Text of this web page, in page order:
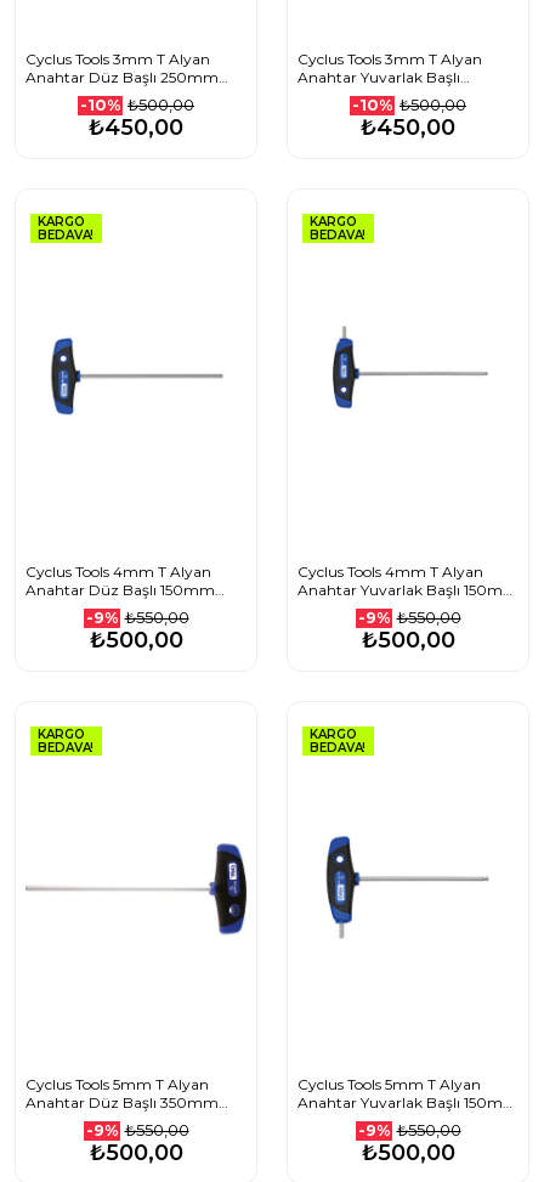
Cyclus Tools 3mm T Alyan
Anahtar Düz Başlı 250mm
-10% ₺500,00
₺450,00
Cyclus Tools 3mm T Alyan
Anahtar Yuvarlak Başlı
100mm 720612
-10% ₺500,00
₺450,00
KARGO
BEDAVA!
Cyclus Tools 4mm T Alyan
Anahtar Düz Başlı 150mm
-9% ₺550,00
₺500,00
KARGO
BEDAVA!
Cyclus Tools 4mm T Alyan
Anahtar Yuvarlak Başlı 150mm
-9% ₺550,00
₺500,00
KARGO
BEDAVA!
Cyclus Tools 5mm T Alyan
Anahtar Düz Başlı 350mm
-9% ₺550,00
₺500,00
KARGO
BEDAVA!
Cyclus Tools 5mm T Alyan
Anahtar Yuvarlak Başlı 150mm
-9% ₺550,00
₺500,00